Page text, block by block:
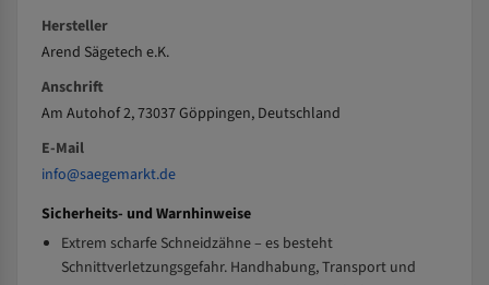
Hersteller
Arend Sägetech e.K.
Anschrift
Am Autohof 2, 73037 Göppingen, Deutschland
E-Mail
info@saegemarkt.de
Sicherheits- und Warnhinweise
Extrem scharfe Schneidzähne – es besteht
Schnittverletzungsgefahr. Handhabung, Transport und